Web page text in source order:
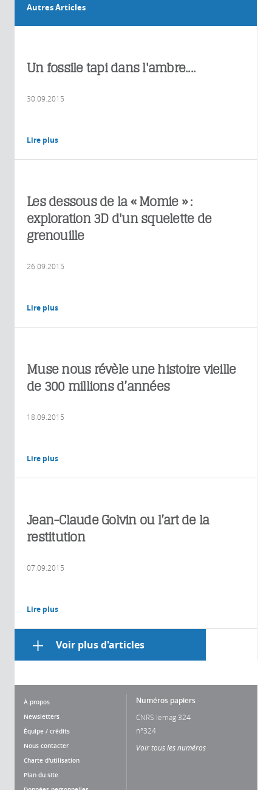
Autres Articles
Un fossile tapi dans l'ambre....
30.09.2015
Lire plus
Les dessous de la « Momie » :
exploration 3D d'un squelette de
grenouille
26.09.2015
Lire plus
Muse nous révèle une histoire vieille
de 300 millions d’années
18.09.2015
Lire plus
Jean-Claude Golvin ou l’art de la
restitution
07.09.2015
Lire plus
Voir plus d'articles
À propos
Newsletters
Équipe / crédits
Nous contacter
Charte d'utilisation
Plan du site
Numéros papiers
CNRS lemag 324
n°324
Voir tous les numéros